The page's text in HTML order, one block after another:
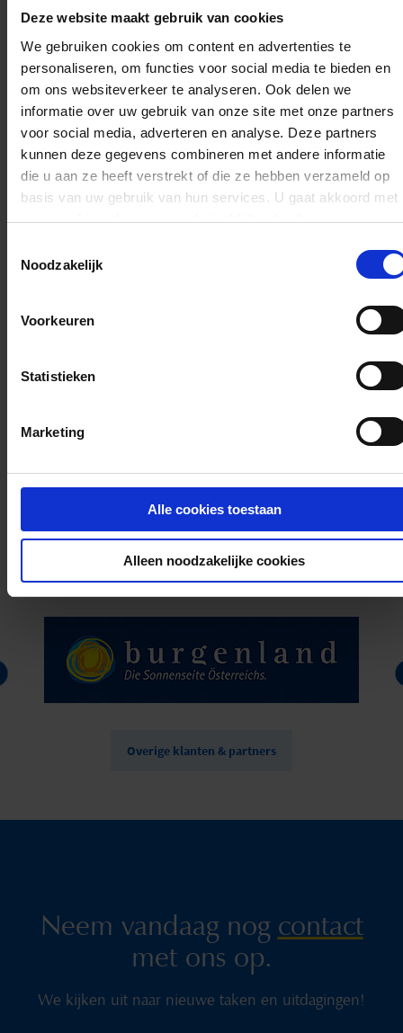
Deze website maakt gebruik van cookies
We gebruiken cookies om content en advertenties te
personaliseren, om functies voor social media te bieden en
om ons websiteverkeer te analyseren. Ook delen we
informatie over uw gebruik van onze site met onze partners
voor social media, adverteren en analyse. Deze partners
kunnen deze gegevens combineren met andere informatie
die u aan ze heeft verstrekt of die ze hebben verzameld op
basis van uw gebruik van hun services. U gaat akkoord met
onze cookies als u onze website blijft gebruiken.
Noodzakelijk
Voorkeuren
Statistieken
Marketing
Alle cookies toestaan
Alleen noodzakelijke cookies
afgestemd op de gast voor een gedifferentieerde benadering van de
klant op basis van bijvoorbeeld tijdstip, interesses, reisgedrag en nog
veel meer. Afhankelijk van uw wensen kunt u communiceren via e-
mail, SMS of Web2Print.
NumBirds integreert klant- en transactiegegevens uit zowel Deskline®
als uit de gastenkaart in de database, wat de kennis van de
vakantiegast enorm vergroot.
Ook de communicatie met dienstverleners wordt met NumBirds naar
Verhuurdercoaches gebruiken daarnaast de CRM-functie om hun
gesprekken te documenteren of om uw contracten te digitaliseren.
Een selectie van tevreden NumBirds-
klanten.
Overige klanten & partners
Neem vandaag nog contact
met ons op.
We kijken uit naar nieuwe taken en uitdagingen!